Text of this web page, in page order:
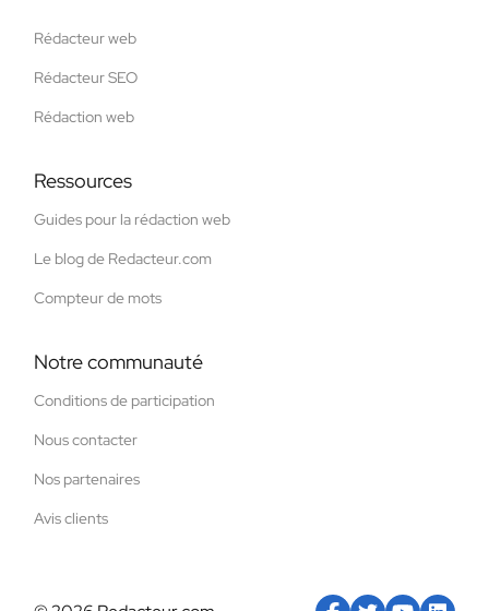
Rédacteur web
Rédacteur SEO
Rédaction web
Ressources
Guides pour la rédaction web
Le blog de Redacteur.com
Compteur de mots
Notre communauté
Conditions de participation
Nous contacter
Nos partenaires
Avis clients